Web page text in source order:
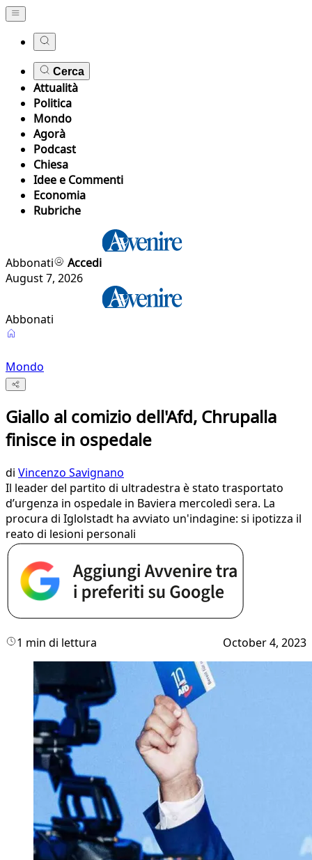
Cerca
Attualità
Politica
Mondo
Agorà
Podcast
Chiesa
Idee e Commenti
Economia
Rubriche
Abbonati
Accedi
August 7, 2026
Abbonati
Mondo
Giallo al comizio dell'Afd, Chrupalla
finisce in ospedale
di Vincenzo Savignano
Il leader del partito di ultradestra è stato trasportato
d’urgenza in ospedale in Baviera mercoledì sera. La
procura di Iglolstadt ha avviato un'indagine: si ipotizza il
reato di lesioni personali
1 min di lettura October 4, 2023